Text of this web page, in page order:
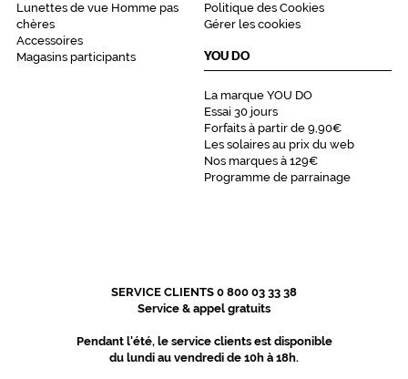
Lunettes de vue Homme pas
chères
Accessoires
Magasins participants
Politique des Cookies
Gérer les cookies
YOU DO
La marque YOU DO
Essai 30 jours
Forfaits à partir de 9,90€
Les solaires au prix du web
Nos marques à 129€
Programme de parrainage
SERVICE CLIENTS 0 800 03 33 38
Service & appel gratuits
Pendant l'été, le service clients est disponible
du lundi au vendredi de 10h à 18h.